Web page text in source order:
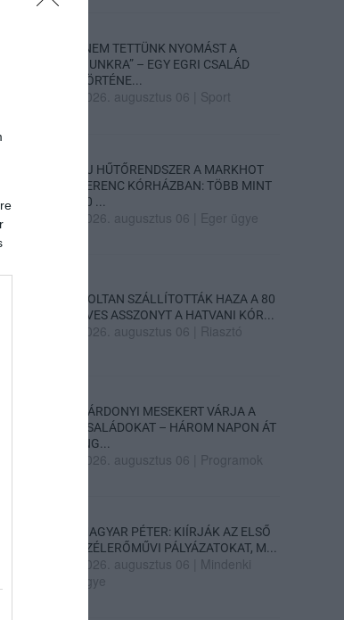
„NEM TETTÜNK NYOMÁST A
FIUNKRA” – EGY EGRI CSALÁD
TÖRTÉNE...
2026. augusztus 06 Sport
ÚJ HŰTŐRENDSZER A MARKHOT
FERENC KÓRHÁZBAN: TÖBB MINT
70 ...
2026. augusztus 06 Eger ügye
HOLTAN SZÁLLÍTOTTÁK HAZA A 80
ÉVES ASSZONYT A HATVANI KÓR...
2026. augusztus 06 Riasztó
GÁRDONYI MESEKERT VÁRJA A
CSALÁDOKAT – HÁROM NAPON ÁT
ING...
2026. augusztus 06 Programok
MAGYAR PÉTER: KIÍRJÁK AZ ELSŐ
SZÉLERŐMŰVI PÁLYÁZATOKAT, M...
2026. augusztus 06
Mindenki
ügye